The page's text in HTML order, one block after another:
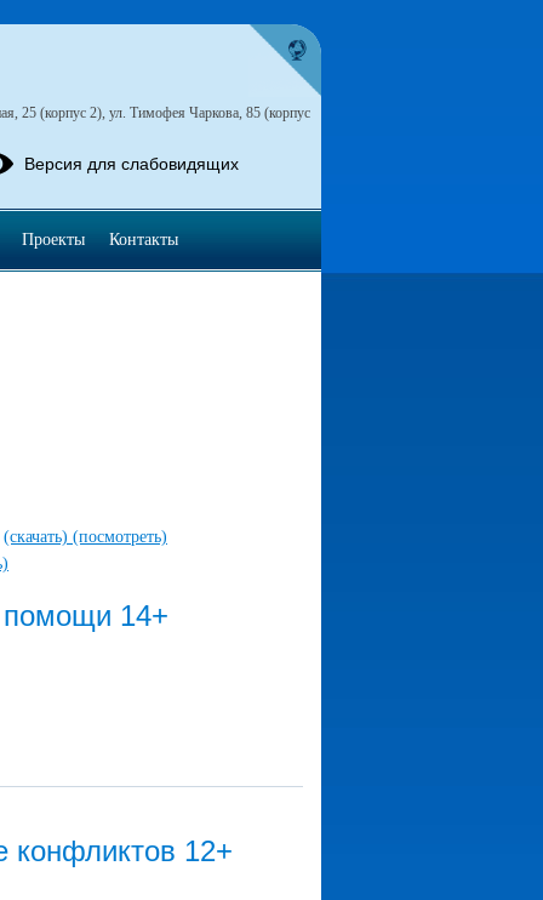
(скачать) (посмотреть)
помощи 14+
конфликтов 12+
25 (корпус 2), ул. Тимофея Чаркова, 85 (корпус
Версия для слабовидящих
Проекты Контакты